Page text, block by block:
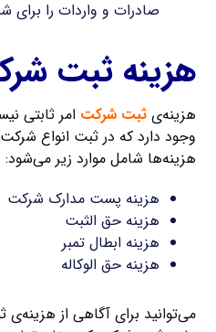
صادرات و واردات را برای
هزینه ثبت
هزینه‌یثبت شرکت امر ثابتی
وجود دارد که در ثبت انواع
هزینه‌ها شامل موارد زیر می‌شود:
هزینه پست مدارک شرکت
هزینه حق الثبت
هزینه ابطال تمبر
هزینه حق الوکاله
می‌توانید برای آگاهی از